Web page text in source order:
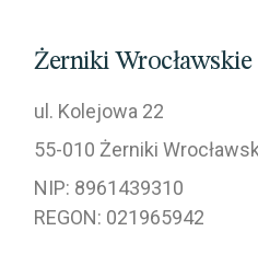
Żerniki Wrocławskie
ul. Kolejowa 22
55-010 Żerniki
NIP: 8961439310
REGON: 021965942